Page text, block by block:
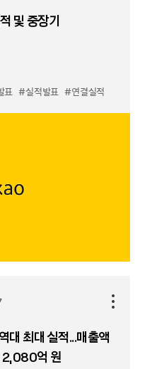
및 중장기
표 #실적발표 #연결실적
최대 실적...매출액
억 원